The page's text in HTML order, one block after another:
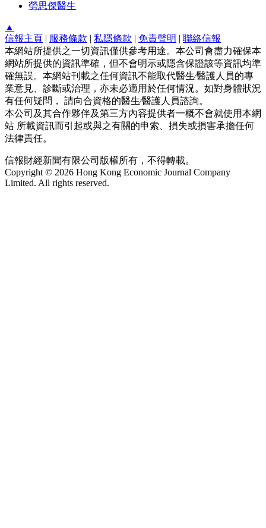
勞思傑醫生
▲
信報主頁 | 服務條款 | 私隱條款 | 免責聲明 | 聯絡信報
本網站所提供之一切資訊僅供參考用途。本公司會盡力確保本
網站所提供的資訊準確，但不會明示或隱含保證該等資訊均準
確無誤。本網站刊載之任何資訊不能取代醫生∕醫護人員的專
業意見、診斷或治理，亦未必適用於任何情況。如對身體狀況
有任何疑問， 請向合資格的醫生∕醫護人員諮詢。
本公司及其合作夥伴及第三方內容提供者一概不會就使用本網
站 所載資訊而引起或與之有關的申索、損失或損害承擔任何
法律責任。
信報財經新聞有限公司版權所有，不得轉載。
Copyright © 2026 Hong Kong Economic Journal Company
Limited. All rights reserved.